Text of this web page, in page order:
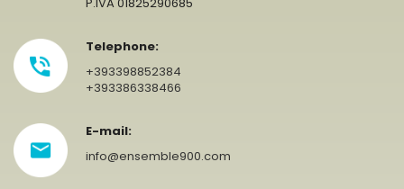
Telephone:
+393398852384
+393386338466
E-mail:
info@ensemble900.com